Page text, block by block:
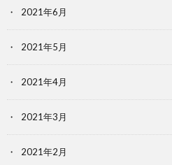
2021年6月
2021年5月
2021年4月
2021年3月
2021年2月